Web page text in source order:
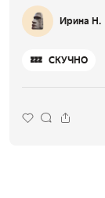
Ирина Н.
💤 СКУЧНО